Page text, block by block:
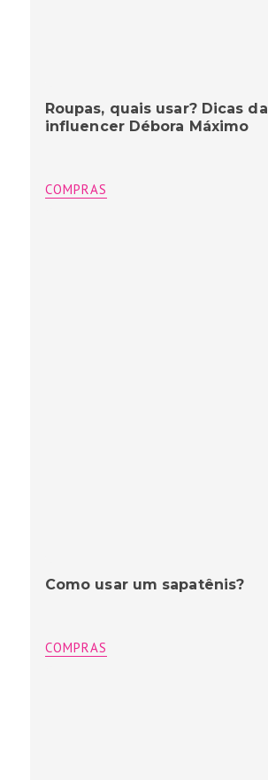
Roupas, quais usar? Dicas da
influencer Débora Máximo
COMPRAS
Como usar um sapatênis?
COMPRAS